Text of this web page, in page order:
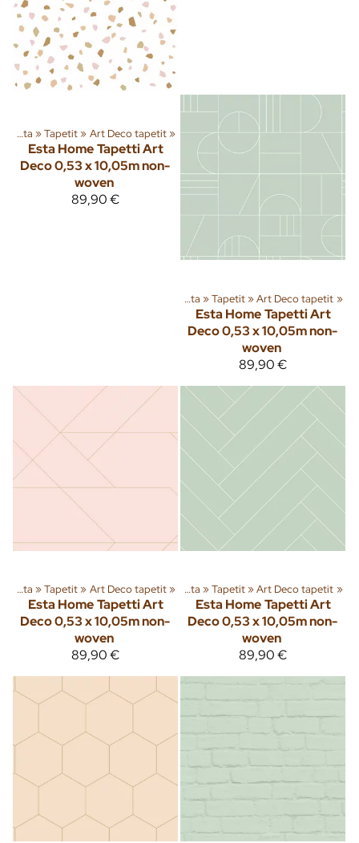
Sisusta ‪»Tapetit‪» Art Deco tapetit‪»
Esta Home Tapetti Art
Deco 0,53 x 10,05m non-
woven
89,90 €
Sisusta ‪»Tapetit‪»Art Deco tapetit ‪»
Esta Home Tapetti Art
Deco 0,53 x 10,05m non-
woven
89,90 €
Sisusta ‪»Tapetit‪» Art Deco tapetit‪»
Esta Home Tapetti Art
Deco 0,53 x 10,05m non-
woven
89,90 €
Tuoteryhmiä ja tuotteita‪» Sisusta ‪»Tapetit‪»Art Deco tapetit ‪»
Esta Home Tapetti Art
Deco 0,53 x 10,05m non-
woven
89,90 €